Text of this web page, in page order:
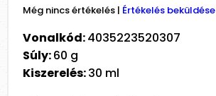
Még nincs értékelés | Értékelés beküldése
Vonalkód:4035223520307
Súly:60 g
Kiszerelés:30 ml